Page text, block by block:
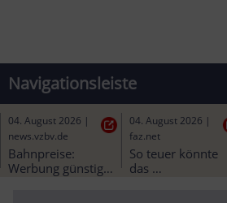
Navigationsleiste
05. August 2026 |
welt.de
Bahn schafft erste
Korridorsanierung
04. August 2026 |
tz.de
Debatte in
München: Manche